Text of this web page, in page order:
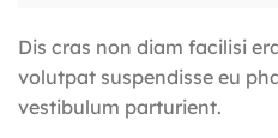
Dis cras non diam facilisi
volutpat suspendisse eu
vestibulum parturient.